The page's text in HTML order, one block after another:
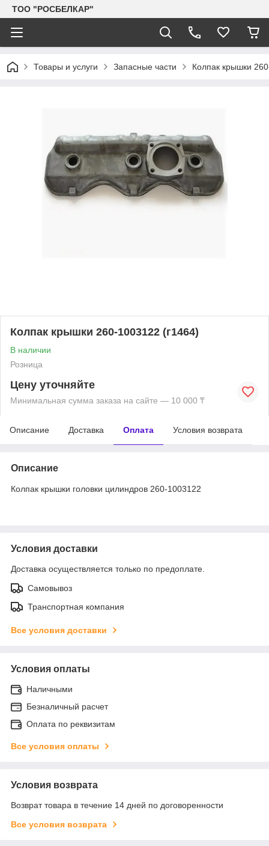
TOO "РОСБЕЛКАР"
Товары и услуги Запасные части Колпак крышки
Колпак крышки 260-1003122 (г1464)
В наличии
Розница
Цену уточняйте
Минимальная сумма заказа на сайте — 10 000 ₸
Описание Доставка Оплата Условия возврата
Описание
Колпак крышки головки цилиндров 260-1003122
Условия доставки
Доставка осуществляется только по предоплате.
Самовывоз
Транспортная компания
Все условия доставки
Условия оплаты
Наличными
Безналичный расчет
Оплата по реквизитам
Все условия оплаты
Условия возврата
Возврат товара в течение 14 дней по договоренности
Все условия возврата